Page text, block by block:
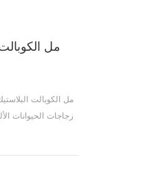
زجاجات الحيوانات